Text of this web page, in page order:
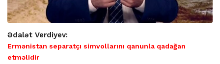
Ədalət Verdiyev:
Ermənistan separatçı simvollarını qanunla qadağan
etməlidir